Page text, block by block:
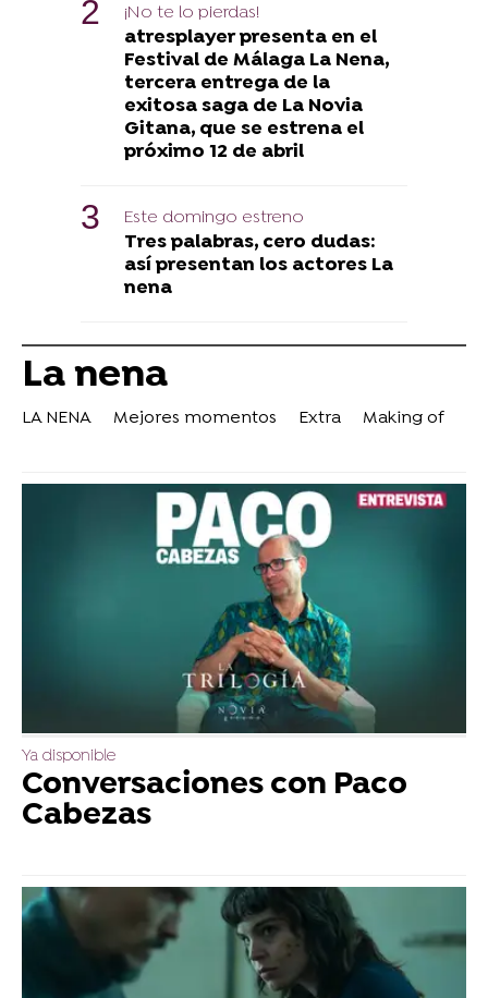
¡No te lo pierdas!
atresplayer presenta en el
Festival de Málaga La Nena,
tercera entrega de la
exitosa saga de La Novia
Gitana, que se estrena el
próximo 12 de abril
Este domingo estreno
Tres palabras, cero dudas:
así presentan los actores La
nena
La nena
LA NENA Mejores momentos Extra Making of
Ya disponible
Conversaciones con Paco
Cabezas